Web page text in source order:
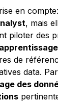
en
, mais
piloter des
de
data.
des